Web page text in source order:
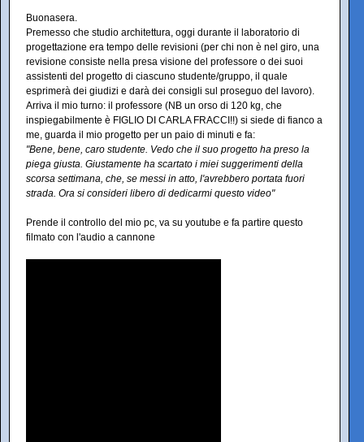
Buonasera.
Premesso che studio architettura, oggi durante il laboratorio di
progettazione era tempo delle revisioni (per chi non è nel giro, una
revisione consiste nella presa visione del professore o dei suoi
assistenti del progetto di ciascuno studente/gruppo, il quale
esprimerà dei giudizi e darà dei consigli sul proseguo del lavoro).
Arriva il mio turno: il professore (NB un orso di 120 kg, che
inspiegabilmente è FIGLIO DI CARLA FRACCI!!) si siede di fianco a
me, guarda il mio progetto per un paio di minuti e fa:
"Bene, bene, caro studente. Vedo che il suo progetto ha preso la
piega giusta. Giustamente ha scartato i miei suggerimenti della
scorsa settimana, che, se messi in atto, l'avrebbero portata fuori
strada. Ora si consideri libero di dedicarmi questo video"
Prende il controllo del mio pc, va su youtube e fa partire questo
filmato con l'audio a cannone